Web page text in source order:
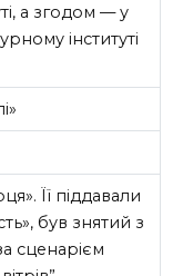
а згодом — у
інституті
Її піддавали
був знятий з
сценарієм